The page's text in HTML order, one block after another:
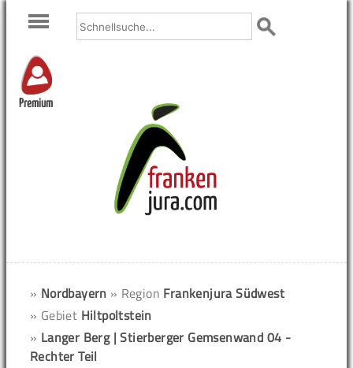
Premium
» Nordbayern » Region Frankenjura Südwest
» Gebiet Hiltpoltstein
» Langer Berg | Stierberger Gemsenwand 04 -
Rechter Teil